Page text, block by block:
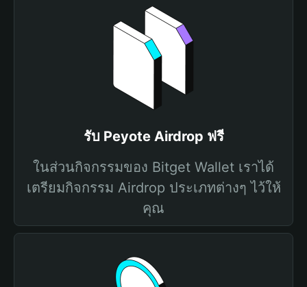
รับ Peyote Airdrop ฟรี
ในส่วนกิจกรรมของ Bitget Wallet เราได้
เตรียมกิจกรรม Airdrop ประเภทต่างๆ ไว้ให้
คุณ